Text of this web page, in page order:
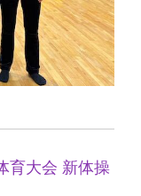
育大会 新体操